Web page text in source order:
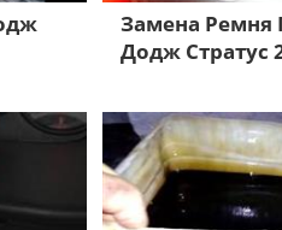
Замена Ремня
Додж Стратус